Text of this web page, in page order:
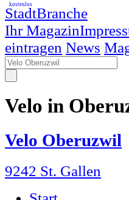
StadtBranche
Ihr Magazin
kostenlos
eintragen News
Velo in
Velo Oberuzwil
9242 St. Gallen